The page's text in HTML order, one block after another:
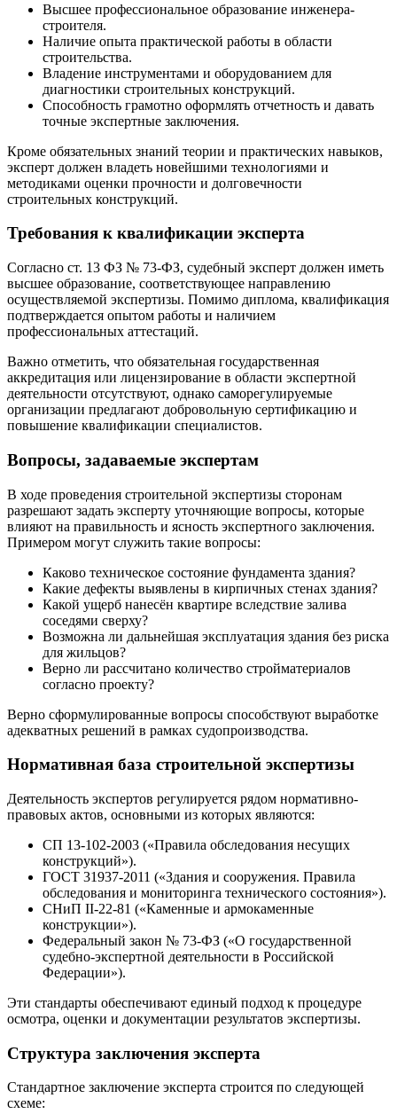
Высшее профессиональное образование инженера-
строителя.
Наличие опыта практической работы в области
строительства.
Владение инструментами и оборудованием для
диагностики строительных конструкций.
Способность грамотно оформлять отчетность и давать
точные экспертные заключения.
Кроме обязательных знаний теории и практических навыков,
эксперт должен владеть новейшими технологиями и
методиками оценки прочности и долговечности
строительных конструкций.
Требования к квалификации эксперта
Согласно ст. 13 ФЗ № 73-ФЗ, судебный эксперт должен иметь
высшее образование, соответствующее направлению
осуществляемой экспертизы. Помимо диплома, квалификация
подтверждается опытом работы и наличием
профессиональных аттестаций.
Важно отметить, что обязательная государственная
аккредитация или лицензирование в области экспертной
деятельности отсутствуют, однако саморегулируемые
организации предлагают добровольную сертификацию и
повышение квалификации специалистов.
Вопросы, задаваемые экспертам
В ходе проведения строительной экспертизы сторонам
разрешают задать эксперту уточняющие вопросы, которые
влияют на правильность и ясность экспертного заключения.
Примером могут служить такие вопросы:
Каково техническое состояние фундамента здания?
Какие дефекты выявлены в кирпичных стенах здания?
Какой ущерб нанесён квартире вследствие залива
соседями сверху?
Возможна ли дальнейшая эксплуатация здания без риска
для жильцов?
Верно ли рассчитано количество стройматериалов
согласно проекту?
Верно сформулированные вопросы способствуют выработке
адекватных решений в рамках судопроизводства.
Нормативная база строительной экспертизы
Деятельность экспертов регулируется рядом нормативно-
правовых актов, основными из которых являются:
СП 13-102-2003 («Правила обследования несущих
конструкций»).
ГОСТ 31937-2011 («Здания и сооружения. Правила
обследования и мониторинга технического состояния»).
СНиП II-22-81 («Каменные и армокаменные
конструкции»).
Федеральный закон № 73-ФЗ («О государственной
судебно-экспертной деятельности в Российской
Федерации»).
Эти стандарты обеспечивают единый подход к процедуре
осмотра, оценки и документации результатов экспертизы.
Структура заключения эксперта
Стандартное заключение эксперта строится по следующей
схеме: